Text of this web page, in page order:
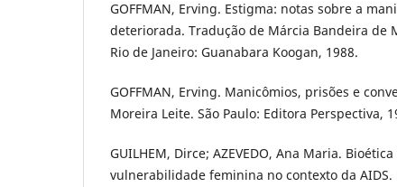
GOFFMAN, Erving. Estigma: notas sobre a
deteriorada. Tradução de Márcia Bandeira de
Rio de Janeiro: Guanabara Koogan, 1988.
GOFFMAN, Erving. Manicômios, prisões e
Moreira Leite. São Paulo: Editora Perspectiva,
GUILHEM, Dirce; AZEVEDO, Ana Maria.
vulnerabilidade feminina no contexto da AIDS.